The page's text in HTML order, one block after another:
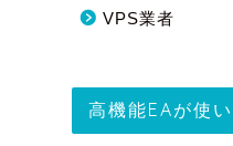
VPS業者
高機能EAが使